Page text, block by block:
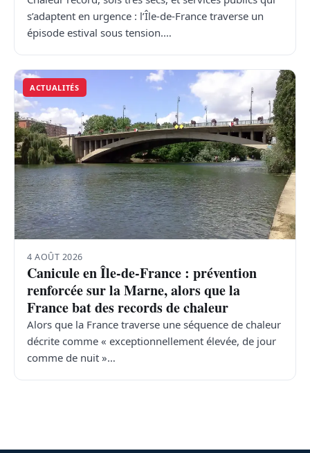
s’adaptent en urgence : l’Île-de-France traverse un
épisode estival sous tension.…
ACTUALITÉS
4 AOÛT 2026
Canicule en Île-de-France : prévention
renforcée sur la Marne, alors que la
France bat des records de chaleur
Alors que la France traverse une séquence de chaleur
décrite comme « exceptionnellement élevée, de jour
comme de nuit »…